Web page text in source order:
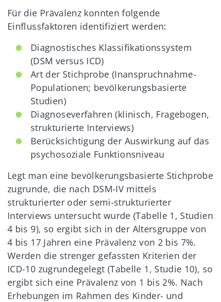
Für die Prävalenz konnten folgende
Einflussfaktoren identifiziert werden:
Diagnostisches Klassifikationssystem
(DSM versus ICD)
Art der Stichprobe (Inanspruchnahme-
Populationen; bevölkerungsbasierte
Studien)
Diagnoseverfahren (klinisch, Fragebogen,
strukturierte Interviews)
Berücksichtigung der Auswirkung auf das
psychosoziale Funktionsniveau
Legt man eine bevölkerungsbasierte Stichprobe
zugrunde, die nach DSM-IV mittels
strukturierter oder semi-strukturierter
Interviews untersucht wurde (Tabelle 1, Studien
4 bis 9), so ergibt sich in der Altersgruppe von
4 bis 17 Jahren eine Prävalenz von 2 bis 7%.
Werden die strenger gefassten Kriterien der
ICD-10 zugrundegelegt (Tabelle 1, Studie 10), so
ergibt sich eine Prävalenz von 1 bis 2%. Nach
Erhebungen im Rahmen des Kinder- und